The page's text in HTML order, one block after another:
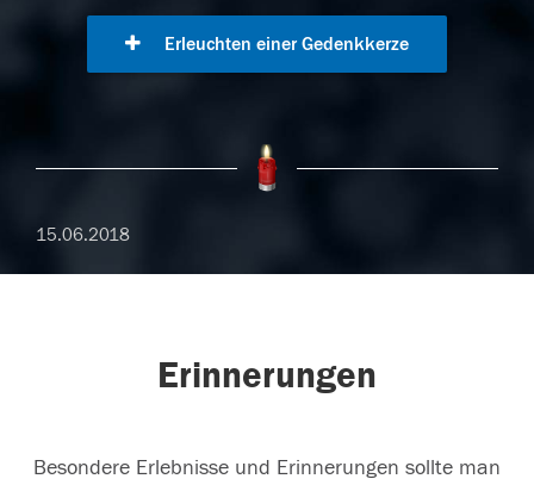
Erleuchten einer Gedenkkerze
15.06.2018
Erinnerungen
Besondere Erlebnisse und Erinnerungen sollte man